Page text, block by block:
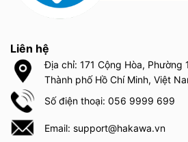
Liên hệ
Địa chỉ: 171 Cộng Hòa, Phường
Thành phố Hồ Chí Minh, Việt
Số điện thoại: 056 9999 699
Email: support@hakawa.vn